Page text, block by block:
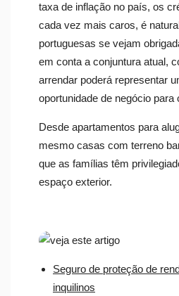
taxa de inflação no país, os
cada vez mais caros, é
portuguesas se vejam
em conta a conjuntura atual,
arrendar poderá representar
oportunidade de negócio para
Desde apartamentos para
mesmo casas com terreno
que as famílias têm
espaço exterior.
Seguro de proteção de
inquilinos